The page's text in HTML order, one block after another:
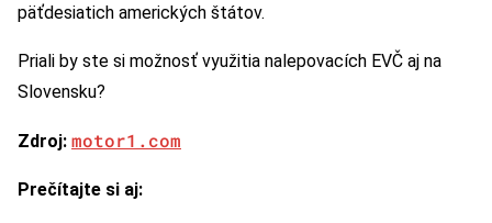
päťdesiatich amerických štátov.
Priali by ste si možnosť využitia nalepovacích EVČ aj na
Slovensku?
Zdroj: motor1.com
Prečítajte si aj: